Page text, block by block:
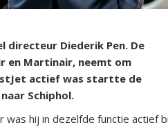
Diederik Pen. De
en Martinair, neemt om
actief was startte de
Schiphol.
was hij in dezelfde functie actief